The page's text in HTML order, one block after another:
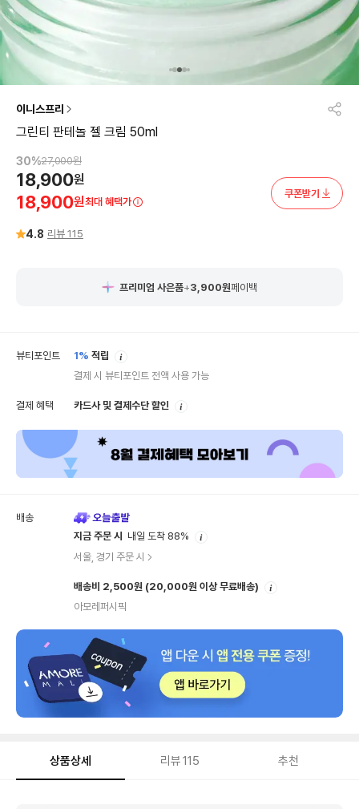
이니스프리
그린티 판테놀 젤 크림 50ml
30%27,000원
18,900원
18,900원최대 혜택가
쿠폰받기
4.8 리뷰 115
프리미엄 사은품+3,900원페이백
뷰티포인트 1% 적립
결제 시 뷰티포인트 전액 사용 가능
결제 혜택 카드사 및 결제수단 할인
배송
지금 주문 시
내일 도착 88%
서울, 경기 주문 시
배송비 2,500원 (20,000원 이상 무료배송)
아모레퍼시픽
상품상세 리뷰115 추천